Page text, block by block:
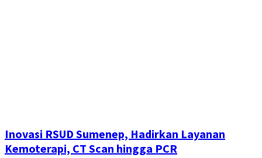
Inovasi RSUD Sumenep, Hadirkan Layanan
Kemoterapi, CT Scan hingga PCR